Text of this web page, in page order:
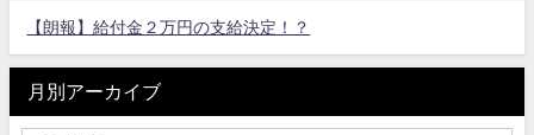
【朗報】給付金２万円の支給決定！？
月別アーカイブ